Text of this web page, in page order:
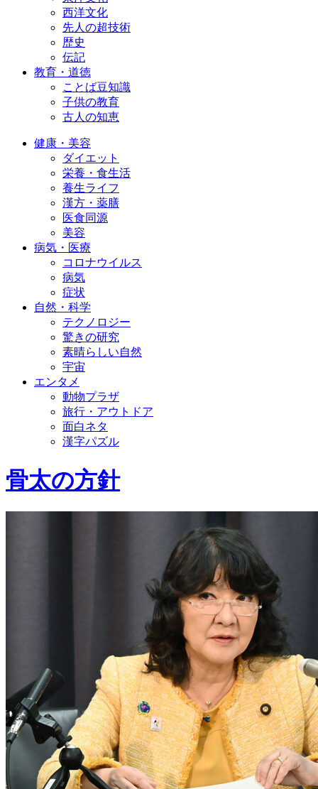
西洋文化
先人の超技術
歴史
伝記
教育・道徳
ことば豆知識
子供の教育
古人の知恵
健康・美容
ダイエット
栄養・食生活
養生ライフ
漢方・薬膳
医食同源
美容
病気・医療
コロナウイルス
病気
症状
自然・科学
テクノロジー
驚きの研究
素晴らしい自然
宇宙
エンタメ
動物プラザ
旅行・アウトドア
面白ネタ
漢字パズル
骨太の方針